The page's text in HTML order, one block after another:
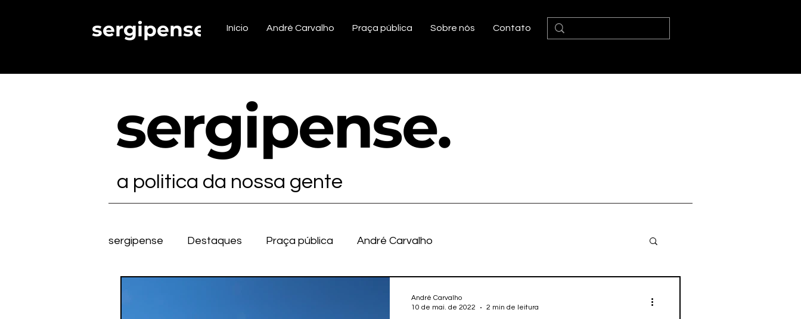
sergipense. Início André Carvalho Praça pública Sobre nós Contato
sergipense.
a politica da nossa gente
sergipense Destaques Praça pública André Carvalho
André Carvalho
10 de mai. de 2022
2 min de leitura